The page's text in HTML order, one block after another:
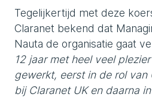
Tegelijkertijd met deze
Claranet bekend dat
Nauta de organisatie gaat
12 jaar met heel veel
gewerkt, eerst in de rol van
bij Claranet UK en daarna